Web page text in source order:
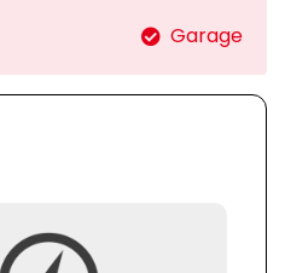
Garage